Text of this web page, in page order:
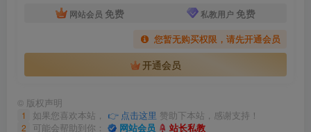
网站会员 免费 私教用户 免费
您暂无购买权限，请先开通会员
开通会员
© 版权声明
1 如果您喜欢本站， 👉 点击这里 赞助下本站，感谢支持！
2 可能会帮助到你： 网站会员 站长私教